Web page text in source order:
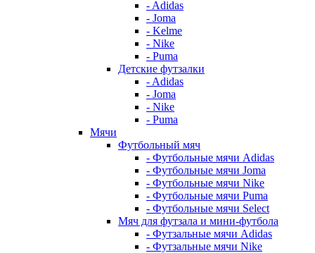
- Adidas
- Joma
- Kelme
- Nike
- Puma
Детские футзалки
- Adidas
- Joma
- Nike
- Puma
Мячи
Футбольный мяч
- Футбольные мячи Adidas
- Футбольные мячи Joma
- Футбольные мячи Nike
- Футбольные мячи Puma
- Футбольные мячи Select
Мяч для футзала и мини-футбола
- Футзальные мячи Adidas
- Футзальные мячи Nike